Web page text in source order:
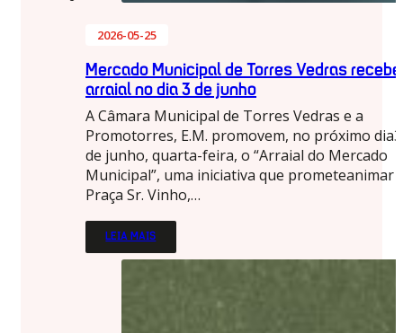
2026-05-25
Mercado Municipal de Torres Vedras recebe
arraial no dia 3 de junho
A Câmara Municipal de Torres Vedras e a
Promotorres, E.M. promovem, no próximo dia3
de junho, quarta-feira, o “Arraial do Mercado
Municipal”, uma iniciativa que prometeanimar
Praça Sr. Vinho,…
LEIA MAIS